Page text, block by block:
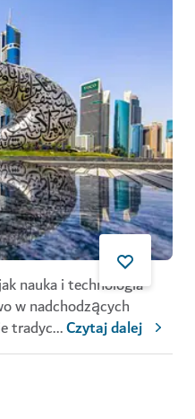
nauka i technologia
w nadchodzących
tradyc...Czytaj dalej